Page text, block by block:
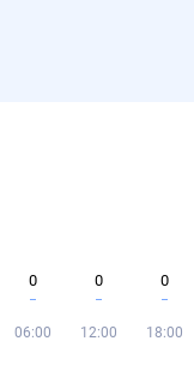
0
06:00
0
12:00
0
18:00